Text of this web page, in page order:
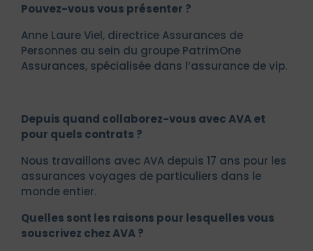
Pouvez-vous vous présenter ?
Anne Laure Viel, directrice Assurances de
Personnes au sein du groupe PatrimOne
Assurances, spécialisée dans l’assurance de vip.
Depuis quand collaborez-vous avec AVA et
pour quels contrats ?
Nous travaillons avec AVA depuis 17 ans pour les
assurances voyages de particuliers dans le
monde entier.
Quelles sont les raisons pour lesquelles vous
souscrivez chez AVA ?